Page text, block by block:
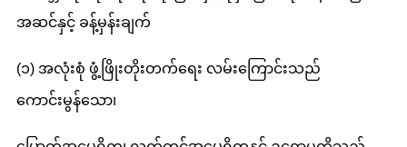
အဆင်နှင့် ခန့်မှန်းချက်
(၁) အလုံးစုံ ဖွံ့ဖြိုးတိုးတက်ရေး လမ်းကြောင်းသည်
ကောင်းမွန်သော၊